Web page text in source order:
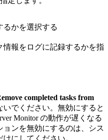
るかを選択する
情報をログに記録するかを指
completed tasks from
でください。無効にすると
Monitor の動作が遅くなる
ンを無効にするのは、シス